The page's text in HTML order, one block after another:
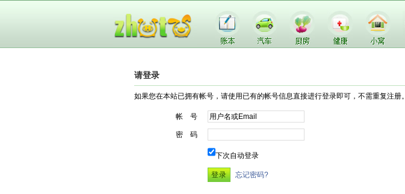
请登录
如果您在本站已拥有帐号，请使用已有的帐号信息直接进行登录即可，不需重复注册。
帐 号
密 码
下次自动登录
忘记密码?